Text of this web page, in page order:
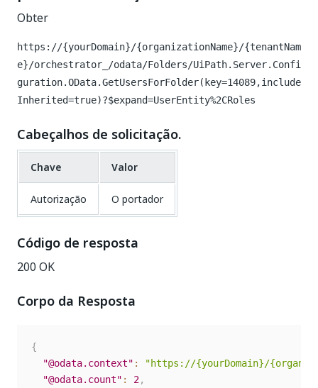
Obter
https://{yourDomain}/{organizationName}/{tenantNam
e}/orchestrator_/odata/Folders/UiPath.Server.Confi
guration.OData.GetUsersForFolder(key=14089,include
Inherited=true)?$expand=UserEntity%2CRoles
Cabeçalhos de solicitação.
Chave Valor
Autorização O portador
Código de resposta
200 OK
Corpo da Resposta
{
"@odata.context" :
"https://{yourDomain}/
"@odata.count" : 2,